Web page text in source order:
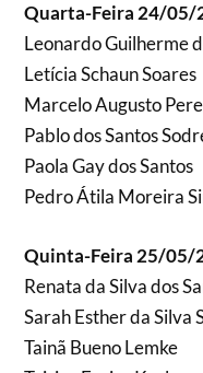
Quarta-Feira 24/05/
Leonardo Guilherme
Letícia Schaun Soares
Marcelo Augusto
Pablo dos Santos
Paola Gay dos Santos
Pedro Átila Moreira
Quinta-Feira 25/05/
Renata da Silva dos
Sarah Esther da Silva
Tainã Bueno Lemke